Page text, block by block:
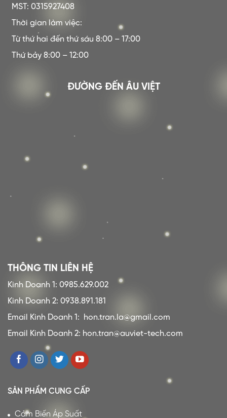
MST: 0315927408
Thời gian làm việc:
Từ thứ hai đến thứ sáu 8:00 – 17:00
Thứ bảy 8:00 – 12:00
ĐƯỜNG ĐẾN ÂU VIỆT
THÔNG TIN LIÊN HỆ
Kinh Doanh 1: 0985.629.002
Kinh Doanh 2: 0938.891.181
Email Kinh Doanh 1: hon.tran.la@gmail.com
Email Kinh Doanh 2: hon.tran@auviet-tech.com
SẢN PHẨM CUNG CẤP
Cảm Biến Áp Suất